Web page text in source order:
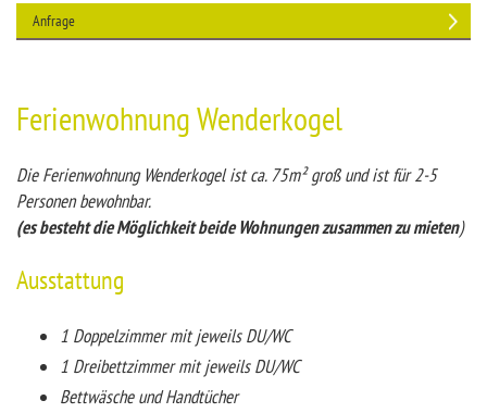
Anfrage
Ferienwohnung Wenderkogel
Die Ferienwohnung Wenderkogel ist ca. 75m² groß und ist für 2-5
Personen bewohnbar.
(es besteht die Möglichkeit beide Wohnungen zusammen zu mieten)
Ausstattung
1 Doppelzimmer mit jeweils DU/WC
1 Dreibettzimmer mit jeweils DU/WC
Bettwäsche und Handtücher